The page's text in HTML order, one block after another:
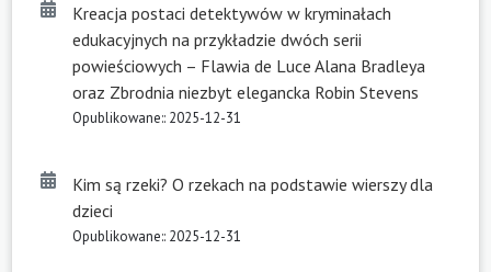
Kreacja postaci detektywów w kryminałach
edukacyjnych na przykładzie dwóch serii
powieściowych – Flawia de Luce Alana Bradleya
oraz Zbrodnia niezbyt elegancka Robin Stevens
Opublikowane:: 2025-12-31
Kim są rzeki? O rzekach na podstawie wierszy dla
dzieci
Opublikowane:: 2025-12-31